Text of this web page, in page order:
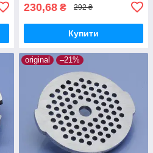
230,68 ₴ 292 ₴
Купити
original –21%